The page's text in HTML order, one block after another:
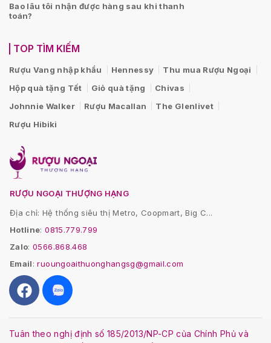
Bao lâu tôi nhận được hàng sau khi thanh
toán?
TOP TÌM KIẾM
Rượu Vang nhập khẩu Hennessy
Thu mua Rượu Ngoại
Hộp quà tặng Tết
Giỏ quà tặng
Chivas
Johnnie Walker
Rượu Macallan
The Glenlivet
Rượu Hibiki
RƯỢU NGOẠI THƯỢNG HẠNG
Địa chỉ: Hệ thống siêu thị Metro, Coopmart, Big C...
Hotline:0815.779.799
Zalo:0566.868.468
Email:ruoungoaithuonghangsg@gmail.com
Tuân theo nghị định số 185/2013/NP-CP của Chính Phủ và